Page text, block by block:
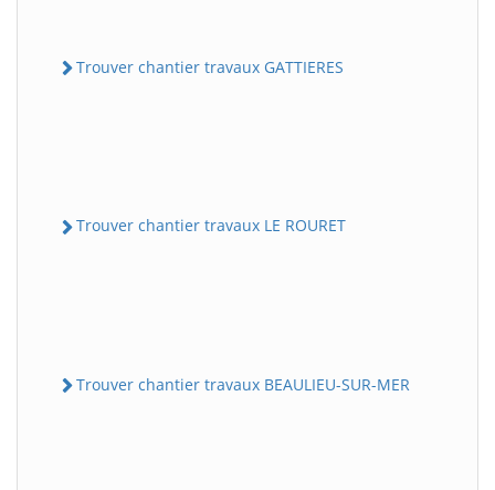
Trouver chantier travaux GATTIERES
Trouver chantier travaux LE ROURET
Trouver chantier travaux BEAULIEU-SUR-MER